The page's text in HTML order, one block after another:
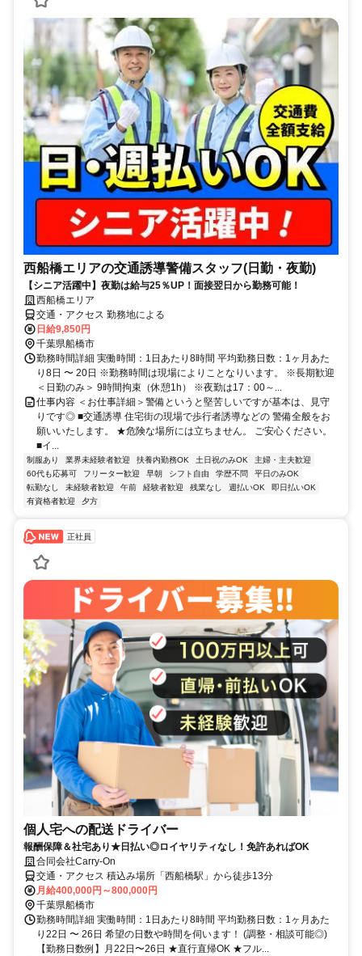
西船橋エリアの交通誘導警備スタッフ(日勤・夜勤)
【シニア活躍中】夜勤は給与25％UP！面接翌日から勤務可能！
西船橋エリア
交通・アクセス 勤務地による
日給9,850円
千葉県船橋市
勤務時間詳細 実働時間：1日あたり8時間 平均勤務日数：1ヶ月あた
り8日 〜 20日 ※勤務時間は現場によりことなりいます。 ※長期歓迎
＜日勤のみ＞ 9時間拘束（休憩1h） ※夜勤は17：00～...
仕事内容 ＜お仕事詳細＞警備というと堅苦しいですが基本は、見守
りです◎ ■交通誘導 住宅街の現場で歩行者誘導などの 警備全般をお
願いいたします。 ★危険な場所には立ちません。 ご安心ください。
■イ...
制服あり 業界未経験者歓迎 扶養内勤務OK 土日祝のみOK
主婦・主夫歓迎
60代も応募可
フリーター歓迎 早朝 シフト自由 学歴不問
平日のみOK
転勤なし
未経験者歓迎 午前 経験者歓迎 残業なし 週払いOK
即日払いOK
有資格者歓迎
夕方
正社員
個人宅への配送ドライバー
報酬保障＆社宅あり★日払い◎ロイヤリティなし！免許あればOK
合同会社Carry-On
交通・アクセス 積込み場所「西船橋駅」から徒歩13分
月給400,000円～800,000円
千葉県船橋市
勤務時間詳細 実働時間：1日あたり8時間 平均勤務日数：1ヶ月あた
り22日 〜 26日 希望の日数や時間を伺います！ (調整・相談可能◎)
【勤務日数例】月22日〜26日 ★直行直帰OK ★フル...